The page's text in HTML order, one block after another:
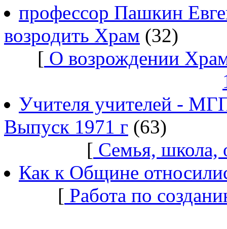
профессор Пашкин
возродить Храм (32)
[ О возрождении
Учителя учителей -
Выпуск 1971 г (63)
[ Семья, школа,
Как к Общине
[ Работа по